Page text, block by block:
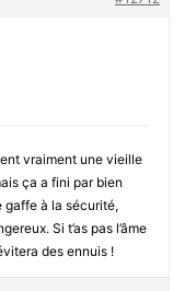
vraiment une vieille
ça a fini par bien
gaffe à la sécurité,
Si t’as pas l’âme
des ennuis !